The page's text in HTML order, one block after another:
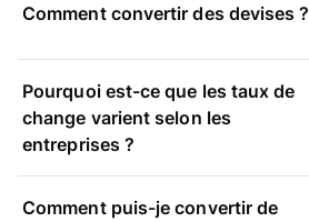
Comment convertir des devises ?
Pourquoi est-ce que les taux de
change varient selon les
entreprises ?
Comment puis-je convertir de